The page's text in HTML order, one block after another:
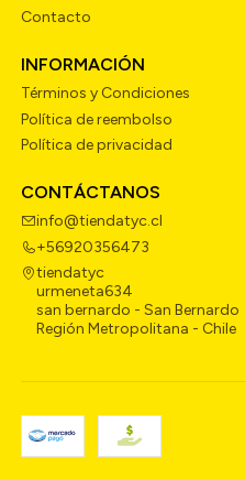
Contacto
INFORMACIÓN
Términos y Condiciones
Política de reembolso
Política de privacidad
CONTÁCTANOS
info@tiendatyc.cl
+56920356473
tiendatyc
urmeneta634
san bernardo - San Bernardo
Región Metropolitana - Chile